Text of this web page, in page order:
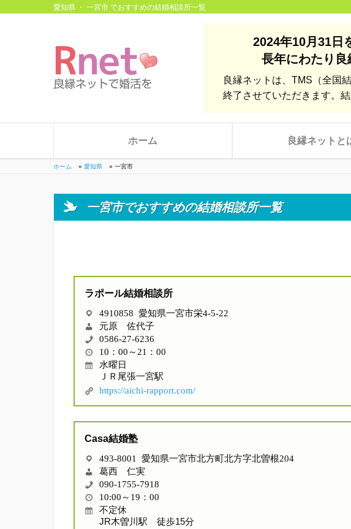
愛知県 ・ 一宮市 でおすすめの結婚相談所一覧
2024年10月31日
長年にわたり良
良縁ネットは、TMS（全国
終了させていただきます。
ホーム 良縁ネットと
ホーム » 愛知県 » 一宮市
一宮市でおすすめの結婚相談所一覧
ラポール結婚相談所
4910858 愛知県一宮市栄4-5-22
元原 佐代子
0586-27-6236
10：00～21：00
水曜日
ＪＲ尾張一宮駅
https://aichi-rapport.com/
Casa結婚塾
493-8001 愛知県一宮市北方町北方字北曽根204
葛西 仁実
090-1755-7918
10:00～19：00
不定休
JR木曽川駅 徒歩15分